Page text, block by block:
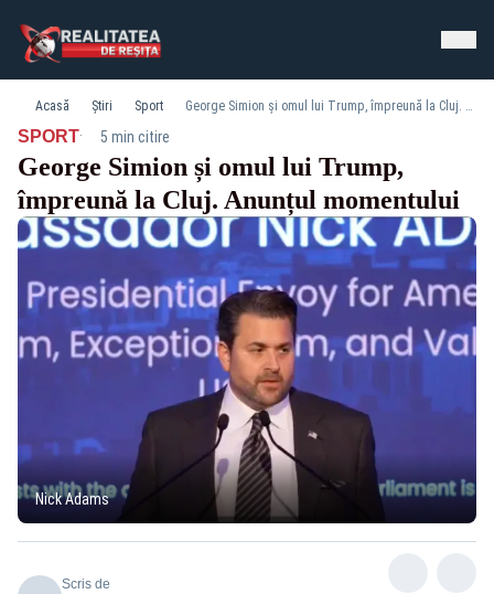
Acasă Știri Sport George Simion și omul lui Trump, împreună la Cluj. Anunțul momentului
SPORT· 5 min citire
George Simion și omul lui Trump,
împreună la Cluj. Anunțul momentului
Nick Adams
Scris de